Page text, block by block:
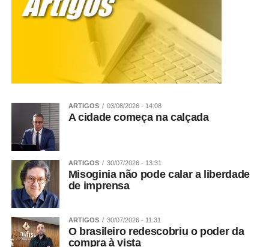
ARTIGOS 03/08/2026 - 14:08
A cidade começa na calçada
ARTIGOS 30/07/2026 - 13:31
Misoginia não pode calar a liberdade
de imprensa
ARTIGOS 30/07/2026 - 11:31
O brasileiro redescobriu o poder da
compra à vista